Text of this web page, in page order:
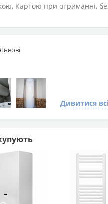
Картою при отриманні,
Дивитися